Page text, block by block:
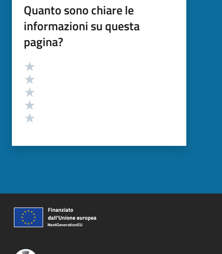
Quanto sono chiare le
informazioni su questa
pagina?
Valutazione